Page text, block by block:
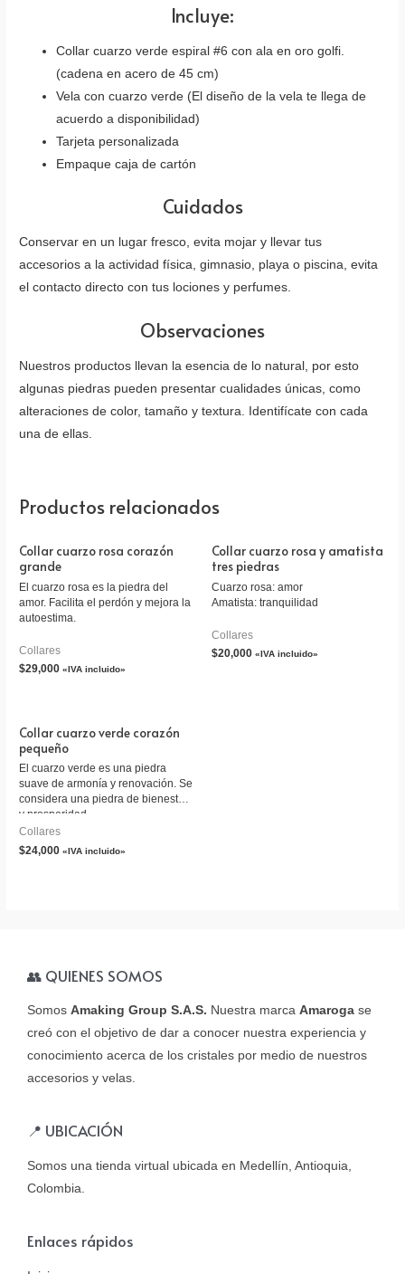
Incluye:
Collar cuarzo verde espiral #6 con ala en oro golfi.
(cadena en acero de 45 cm)
Vela con cuarzo verde (El diseño de la vela te llega de
acuerdo a disponibilidad)
Tarjeta personalizada
Empaque caja de cartón
Cuidados
Conservar en un lugar fresco, evita mojar y llevar tus
accesorios a la actividad física, gimnasio, playa o piscina, evita
el contacto directo con tus lociones y perfumes.
Observaciones
Nuestros productos llevan la esencia de lo natural, por esto
algunas piedras pueden presentar cualidades únicas, como
alteraciones de color, tamaño y textura. Identifícate con cada
una de ellas.
Productos relacionados
Collar cuarzo rosa corazón
grande
El cuarzo rosa es la piedra del
amor. Facilita el perdón y mejora la
autoestima.
Collares
$29,000 «IVA incluido»
Collar cuarzo rosa y amatista
tres piedras
Cuarzo rosa: amor
Amatista: tranquilidad
Collares
$20,000 «IVA incluido»
Collar cuarzo verde corazón
pequeño
El cuarzo verde es una piedra
suave de armonía y renovación. Se
considera una piedra de bienestar
y prosperidad.
Collares
$24,000 «IVA incluido»
👥 QUIENES SOMOS
Somos Amaking Group S.A.S. Nuestra marca Amaroga se
creó con el objetivo de dar a conocer nuestra experiencia y
conocimiento acerca de los cristales por medio de nuestros
accesorios y velas.
📍 UBICACIÓN
Somos una tienda virtual ubicada en Medellín, Antioquia,
Colombia.
Enlaces rápidos